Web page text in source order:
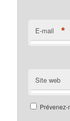
E-mail *
Site web